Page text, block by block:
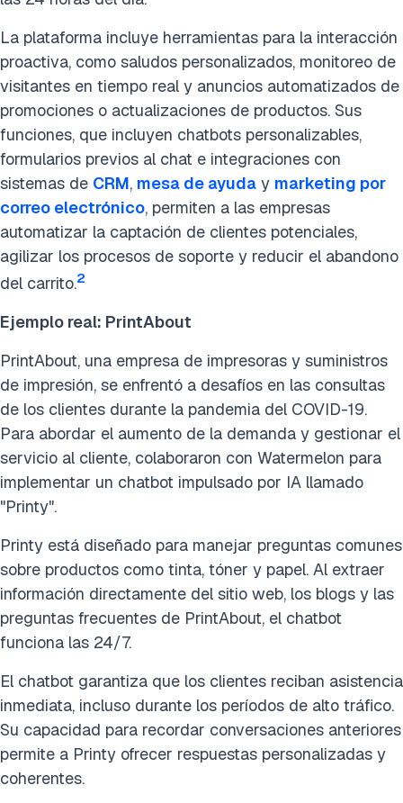
La plataforma incluye herramientas para la interacción
proactiva, como saludos personalizados, monitoreo de
visitantes en tiempo real y anuncios automatizados de
promociones o actualizaciones de productos. Sus
funciones, que incluyen chatbots personalizables,
formularios previos al chat e integraciones con
sistemas de CRM, mesa de ayuda y marketing por
correo electrónico, permiten a las empresas
automatizar la captación de clientes potenciales,
agilizar los procesos de soporte y reducir el abandono
del carrito.2
Ejemplo real: PrintAbout
PrintAbout, una empresa de impresoras y suministros
de impresión, se enfrentó a desafíos en las consultas
de los clientes durante la pandemia del COVID-19.
Para abordar el aumento de la demanda y gestionar el
servicio al cliente, colaboraron con Watermelon para
implementar un chatbot impulsado por IA llamado
"Printy".
Printy está diseñado para manejar preguntas comunes
sobre productos como tinta, tóner y papel. Al extraer
información directamente del sitio web, los blogs y las
preguntas frecuentes de PrintAbout, el chatbot
funciona las 24/7.
El chatbot garantiza que los clientes reciban asistencia
inmediata, incluso durante los períodos de alto tráfico.
Su capacidad para recordar conversaciones anteriores
permite a Printy ofrecer respuestas personalizadas y
coherentes.